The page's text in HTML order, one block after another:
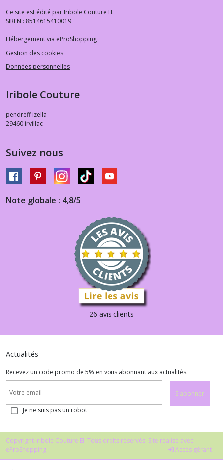
Ce site est édité par Iribole Couture EI.
SIREN : 8514615410019
Hébergement via eProShopping
Gestion des cookies
Données personnelles
Iribole Couture
pendreff izella
29460 irvillac
Suivez nous
Note globale : 4,8/5
26 avis clients
Actualités
Recevez un code promo de 5% en vous abonnant aux actualités.
S'abonner
Je ne suis pas un robot
Copyright Iribole Couture EI. Tous droits réservés. Site réalisé avec
eProShopping
Accès gérant